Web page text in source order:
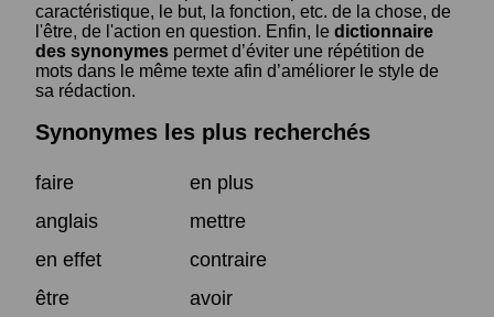
caractéristique, le but, la fonction, etc. de la chose, de
l'être, de l'action en question. Enfin, le dictionnaire
des synonymes permet d’éviter une répétition de
mots dans le même texte afin d’améliorer le style de
sa rédaction.
Synonymes les plus recherchés
faire
en plus
anglais
mettre
en effet
contraire
être
avoir